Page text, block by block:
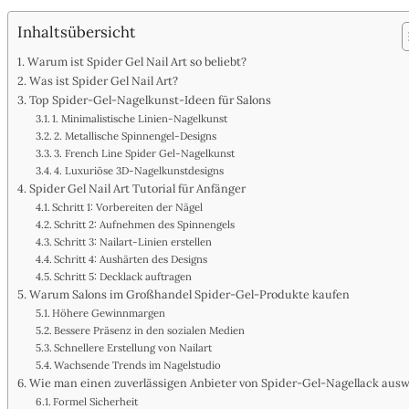
Inhaltsübersicht
Warum ist Spider Gel Nail Art so beliebt?
Was ist Spider Gel Nail Art?
Top Spider-Gel-Nagelkunst-Ideen für Salons
1. Minimalistische Linien-Nagelkunst
2. Metallische Spinnengel-Designs
3. French Line Spider Gel-Nagelkunst
4. Luxuriöse 3D-Nagelkunstdesigns
Spider Gel Nail Art Tutorial für Anfänger
Schritt 1: Vorbereiten der Nägel
Schritt 2: Aufnehmen des Spinnengels
Schritt 3: Nailart-Linien erstellen
Schritt 4: Aushärten des Designs
Schritt 5: Decklack auftragen
Warum Salons im Großhandel Spider-Gel-Produkte kaufen
Höhere Gewinnmargen
Bessere Präsenz in den sozialen Medien
Schnellere Erstellung von Nailart
Wachsende Trends im Nagelstudio
Wie man einen zuverlässigen Anbieter von Spider-Gel-Nagellack
Formel Sicherheit